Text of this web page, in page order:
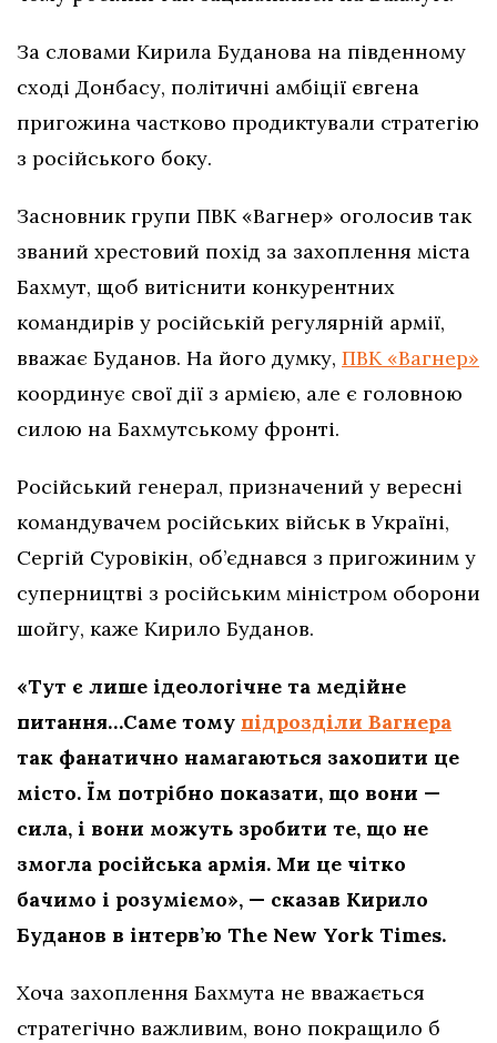
За словами Кирила Буданова на південному
сході Донбасу, політичні амбіції євгена
пригожина частково продиктували стратегію
з російського боку.
Засновник групи ПВК «Вагнер» оголосив так
званий хрестовий похід за захоплення міста
Бахмут, щоб витіснити конкурентних
командирів у російській регулярній армії,
вважає Буданов. На його думку, ПВК «Вагнер»
координує свої дії з армією, але є головною
силою на Бахмутському фронті.
Російський генерал, призначений у вересні
командувачем російських військ в Україні,
Сергій Суровікін, об’єднався з пригожиним у
суперництві з російським міністром оборони
шойгу, каже Кирило Буданов.
«Тут є лише ідеологічне та медійне
питання…Саме тому підрозділи Вагнера
так фанатично намагаються захопити це
місто. Їм потрібно показати, що вони —
сила, і вони можуть зробити те, що не
змогла російська армія. Ми це чітко
бачимо і розуміємо», — сказав Кирило
Буданов в інтерв’ю The New York Times.
Хоча захоплення Бахмута не вважається
стратегічно важливим, воно покращило б